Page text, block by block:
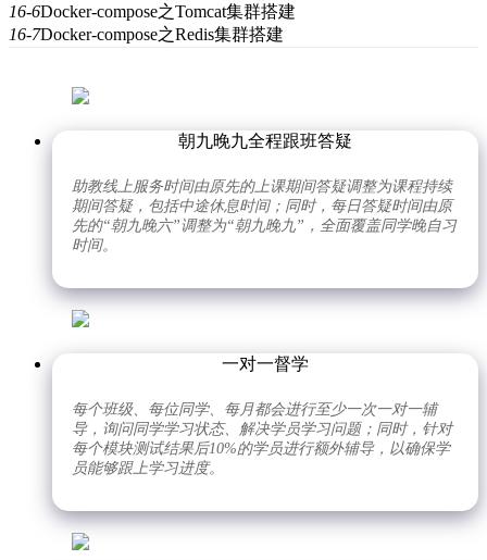
16-6Docker-compose之Tomcat集群搭建
16-7Docker-compose之Redis集群搭建
朝九晚九全程跟班答疑
助教线上服务时间由原先的上课期间答疑调整为课程持续
期间答疑，包括中途休息时间；同时，每日答疑时间由原
先的“朝九晚六”调整为“朝九晚九”，全面覆盖同学晚自习
时间。
一对一督学
每个班级、每位同学、每月都会进行至少一次一对一辅
导，询问同学学习状态、解决学员学习问题；同时，针对
每个模块测试结果后10%的学员进行额外辅导，以确保学
员能够跟上学习进度。